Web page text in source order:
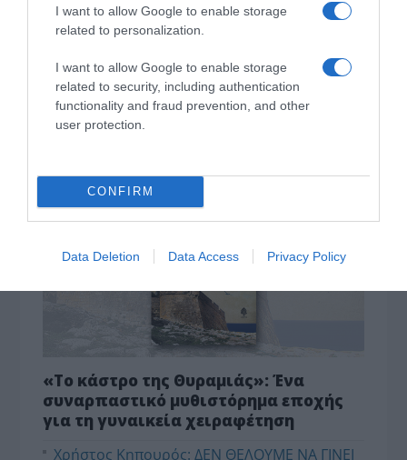
I want to allow Google to enable storage
related to personalization.
I want to allow Google to enable storage
related to security, including authentication
functionality and fraud prevention, and other
user protection.
CONFIRM
Data Deletion Data Access Privacy Policy
Αγωνία και δράση με το «Dust Bunny» στη
ζώνη Sunday Premiere της Nova!
Ο Τάσος Δούσης παρουσιάζει τον «Πιο
Αδύναμο Κρίκο»
BIBΛIO
«Το κάστρο της Θυραμιάς»: Ένα
συναρπαστικό μυθιστόρημα εποχής
για τη γυναικεία χειραφέτηση
Χρήστος Κηπουρός: ΔΕΝ ΘΕΛΟΥΜΕ ΝΑ ΓΙΝΕΙ